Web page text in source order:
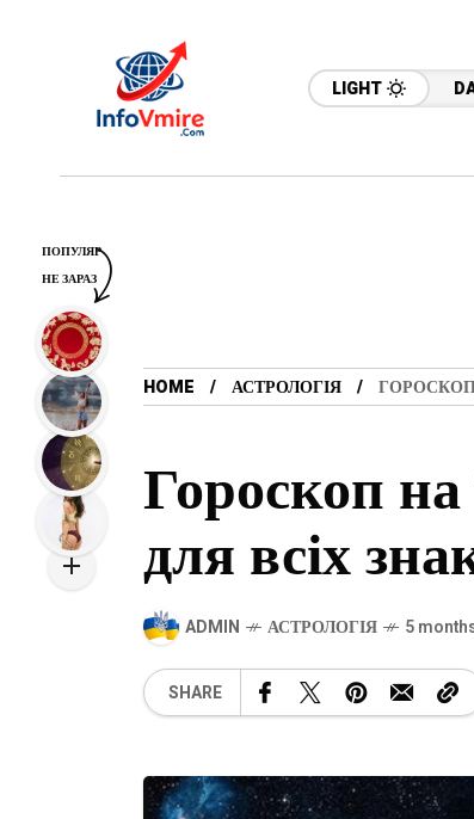
LIGHT
HOME АСТРОЛОГІЯ ГОРОСКОП
Гороскоп
для всіх
ADMIN АСТРОЛОГІЯ 5
SHARE
ПОПУЛЯР
НЕ ЗАРАЗ